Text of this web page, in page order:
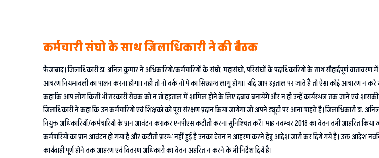
कर्मचारी संघो के साथ जिलाधिकारी ने की बैठक
फैजाबाद। जिलाधिकारी डा. अनिल कुमार ने अधिकारियो/कर्मचारियों के संघो, महासंघो, परिसंघों के पदाधिकारियो के साथ सौहार्दपूर्ण
आचरण नियमावली का पालन करना होगा। नही तो नो वर्क नो पे का सिद्धान्त लागू होगा। यदि आप हड़ताल पर जाते है तो ऐसा कोई आचारण न
कहा कि आप लोग किसी भी सरकारी सेवक को न तो हड़ताल में शामिल होने के लिए दबाव बनायेंगे और न ही उन्हें कार्यस्थल तक जाने एवं
जिलाधिकारी ने कहा कि उन कर्मचारियो एवं शिक्षको को पूरा संरक्षण प्रदान किया जायेगा जो अपने ड्यूटी पर आना चाहते है। जिलाधिकारी डा.
नियुक्त अधिकारियों/कर्मचारियो के प्रान आवंटन कराकर एनपीएस कटौती करना सुनिश्चित करें। माह नवम्बर 2018 का वेतन तभी आहरित किया
कर्मचारियो का प्रान आवंटन हो गया है और कटौती प्रारम्भ नहीं हुई है उनका वेतन न आहरण करने हेतु आदेश जारी कर दिये गये है। उक्त आदेश
कार्यवाही पूर्ण होने तक आहरण एवं वितरण अधिकारी का वेतन अहरित न करने के भी निर्देश दिये है।